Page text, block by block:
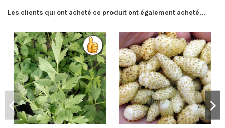
Les clients qui ont acheté ce produit ont également acheté...